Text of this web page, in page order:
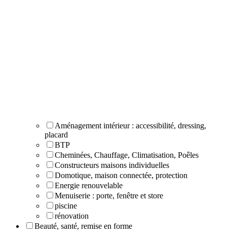
Aménagement intérieur : accessibilité, dressing,
placard
BTP
Cheminées, Chauffage, Climatisation, Poêles
Constructeurs maisons individuelles
Domotique, maison connectée, protection
Energie renouvelable
Menuiserie : porte, fenêtre et store
piscine
rénovation
Beauté, santé, remise en forme